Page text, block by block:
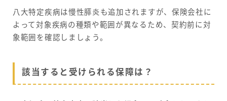
八大特定疾病は慢性膵炎も追加されますが、保険会社に
よって対象疾病の種類や範囲が異なるため、契約前に対
象範囲を確認しましょう。
該当すると受けられる保障は？